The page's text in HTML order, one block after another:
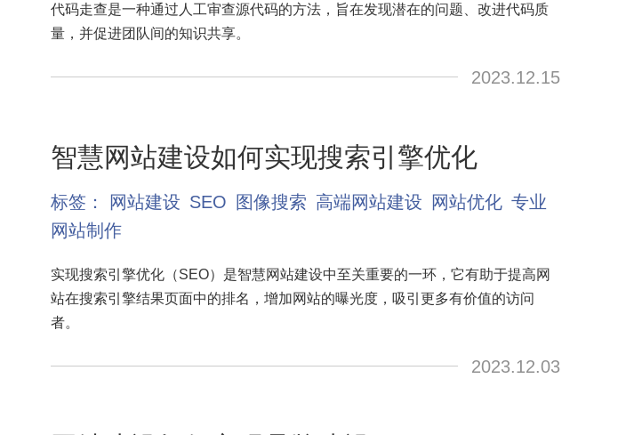
代码走查是一种通过人工审查源代码的方法，旨在发现潜在的问题、改进代码质
量，并促进团队间的知识共享。
2023.12.15
智慧网站建设如何实现搜索引擎优化
标签： 网站建设 SEO 图像搜索 高端网站建设 网站优化 专业
网站制作
实现搜索引擎优化（SEO）是智慧网站建设中至关重要的一环，它有助于提高网
站在搜索引擎结果页面中的排名，增加网站的曝光度，吸引更多有价值的访问
者。
2023.12.03